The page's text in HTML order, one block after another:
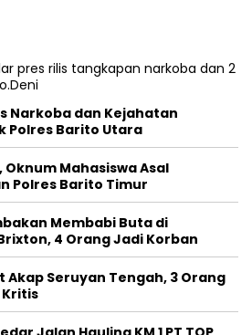
Narkoba dan Kejahatan
Polres Barito Utara
Oknum Mahasiswa Asal
Polres Barito Timur
Membabi Buta di
4 Orang Jadi Korban
Akap Seruyan Tengah, 3 Orang
Kritis